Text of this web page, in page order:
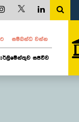
සම්බන්ධ වන්න
සජීවීව